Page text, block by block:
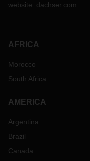
website: dachser.com
AFRICA
Morocco
South Africa
AMERICA
Argentina
Brazil
Canada